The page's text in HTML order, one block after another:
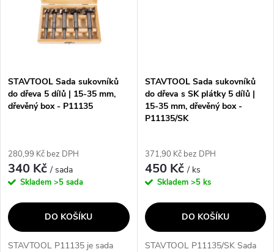
STAVTOOL Sada sukovníků
do dřeva 5 dílů | 15-35 mm,
dřevěný box - P11135
280,99 Kč bez DPH
340 Kč/ sada
Skladem >5 sada
DO KOŠÍKU
STAVTOOL P11135 je sada
STAVTOOL Sada sukovníků
do dřeva s SK plátky 5 dílů |
15-35 mm, dřevěný box -
P11135/SK
371,90 Kč bez DPH
450 Kč/ ks
Skladem >5 ks
DO KOŠÍKU
STAVTOOL P11135/SK Sada